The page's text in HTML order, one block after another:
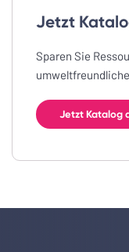
Jetzt
Sparen Sie
Jetzt Katalog